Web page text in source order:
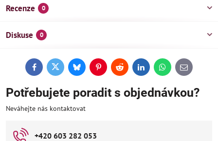
Recenze 0
Diskuse 0
FacebookTwitterBlueskyPinterestReddit LinkedInWhatsApp
E-
mail
Potřebujete poradit s objednávkou?
Neváhejte nás kontaktovat
+420 603 282 053